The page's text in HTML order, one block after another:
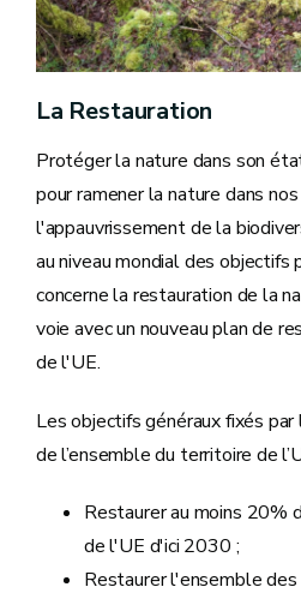
La Restauration
Protéger la nature dans son
pour ramener la nature dans
l'appauvrissement de la
au niveau mondial des objectifs
concerne la restauration de la
voie avec un nouveau plan de
de l'UE.
Les objectifs généraux fixés
de l’ensemble du territoire de
Restaurer au moins 20%
de l'UE d'ici 2030 ;
Restaurer l'ensemble